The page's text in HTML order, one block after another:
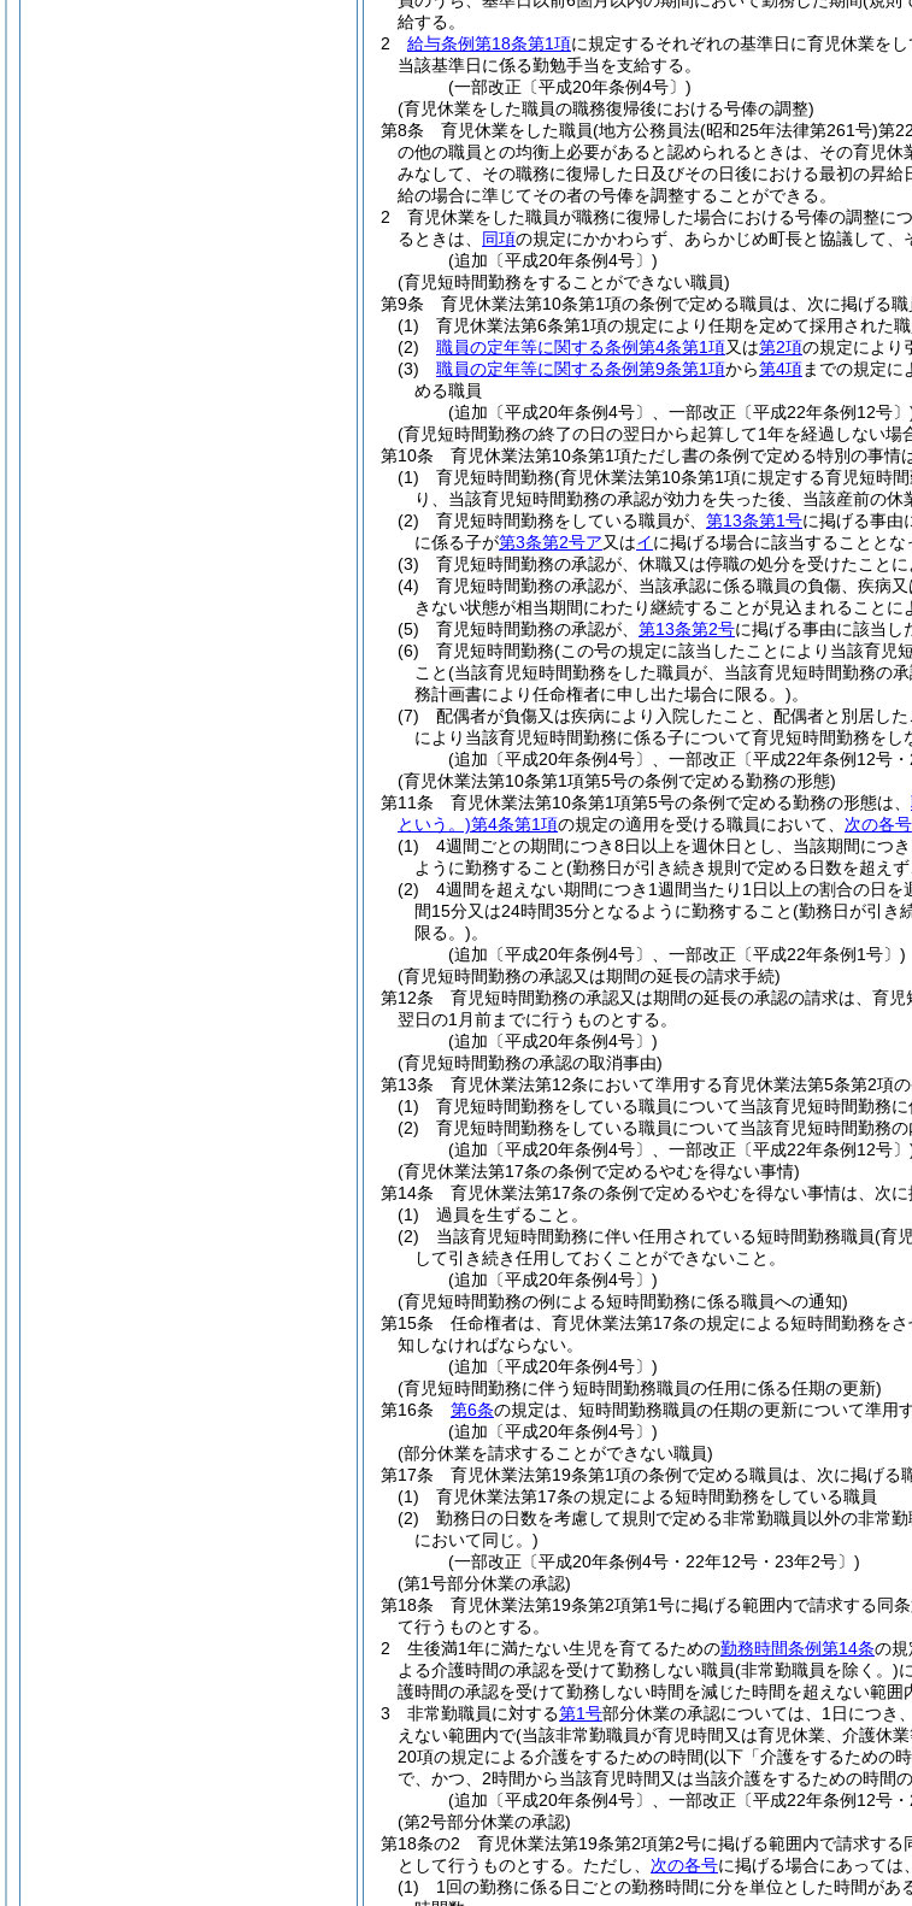
給する。
2
給与条例第18条第1項に規定するそれぞれの基準日に育児休業を
当該基準日に係る勤勉手当を支給する。
(一部改正〔平成20年条例4号〕)
(育児休業をした職員の職務復帰後における号俸の調整)
第8条
育児休業をした職員(地方公務員法(昭和25年法律第261号)第
の他の職員との均衡上必要があると認められるときは、その育児
みなして、その職務に復帰した日及びその日後における最初の昇給
給の場合に準じてその者の号俸を調整することができる。
2
育児休業をした職員が職務に復帰した場合における号俸の調整につ
るときは、 同項の規定にかかわらず、あらかじめ町長と協議して、
(追加〔平成20年条例4号〕)
(育児短時間勤務をすることができない職員)
第9条
育児休業法第10条第1項の条例で定める職員は、次に掲げる職
(1)
育児休業法第6条第1項の規定により任期を定めて採用された職
(2)
職員の定年等に関する条例第4条第1項又は第2項の規定により
(3)
職員の定年等に関する条例第9条第1項から第4項までの規定に
める職員
(追加〔平成20年条例4号〕、一部改正〔平成22年条例12号〕
(育児短時間勤務の終了の日の翌日から起算して1年を経過しない
第10条
育児休業法第10条第1項ただし書の条例で定める特別の事情
(1)
育児短時間勤務(育児休業法第10条第1項に規定する育児短時
り、当該育児短時間勤務の承認が効力を失った後、当該産前の休
(2)
育児短時間勤務をしている職員が、 第13条第1号に掲げる事由
に係る子が第3条第2号ア又はイに掲げる場合に該当することとな
(3)
育児短時間勤務の承認が、休職又は停職の処分を受けたこと
(4)
育児短時間勤務の承認が、当該承認に係る職員の負傷、疾病
きない状態が相当期間にわたり継続することが見込まれること
(5)
育児短時間勤務の承認が、 第13条第2号に掲げる事由に該当し
(6)
育児短時間勤務(この号の規定に該当したことにより当該育児
こと(当該育児短時間勤務をした職員が、当該育児短時間勤務の
務計画書により任命権者に申し出た場合に限る。)。
(7)
配偶者が負傷又は疾病により入院したこと、配偶者と別居し
により当該育児短時間勤務に係る子について育児短時間勤務を
(追加〔平成20年条例4号〕、一部改正〔平成22年条例12号
(育児休業法第10条第1項第5号の条例で定める勤務の形態)
第11条
育児休業法第10条第1項第5号の条例で定める勤務の形態は、
という。)第4条第1項の規定の適用を受ける職員において、 次の各号
(1)
4週間ごとの期間につき8日以上を週休日とし、当該期間につ
ように勤務すること(勤務日が引き続き規則で定める日数を超え
(2)
4週間を超えない期間につき1週間当たり1日以上の割合の日
間15分又は24時間35分となるように勤務すること(勤務日が引き
限る。)。
(追加〔平成20年条例4号〕、一部改正〔平成22年条例1号〕)
(育児短時間勤務の承認又は期間の延長の請求手続)
第12条
育児短時間勤務の承認又は期間の延長の承認の請求は、育
翌日の1月前までに行うものとする。
(追加〔平成20年条例4号〕)
(育児短時間勤務の承認の取消事由)
第13条
育児休業法第12条において準用する育児休業法第5条第2項
(1)
育児短時間勤務をしている職員について当該育児短時間勤務
(2)
育児短時間勤務をしている職員について当該育児短時間勤務
(追加〔平成20年条例4号〕、一部改正〔平成22年条例12号〕
(育児休業法第17条の条例で定めるやむを得ない事情)
第14条
育児休業法第17条の条例で定めるやむを得ない事情は、次に
(1)
過員を生ずること。
(2)
当該育児短時間勤務に伴い任用されている短時間勤務職員(育
して引き続き任用しておくことができないこと。
(追加〔平成20年条例4号〕)
(育児短時間勤務の例による短時間勤務に係る職員への通知)
第15条
任命権者は、育児休業法第17条の規定による短時間勤務を
知しなければならない。
(追加〔平成20年条例4号〕)
(育児短時間勤務に伴う短時間勤務職員の任用に係る任期の更新)
第16条
第6条の規定は、短時間勤務職員の任期の更新について準用す
(追加〔平成20年条例4号〕)
(部分休業を請求することができない職員)
第17条
育児休業法第19条第1項の条例で定める職員は、次に掲げる
(1)
育児休業法第17条の規定による短時間勤務をしている職員
(2)
勤務日の日数を考慮して規則で定める非常勤職員以外の非常勤
において同じ。)
(一部改正〔平成20年条例4号・22年12号・23年2号〕)
(第1号部分休業の承認)
第18条
育児休業法第19条第2項第1号に掲げる範囲内で請求する同
て行うものとする。
2
生後満1年に満たない生児を育てるための勤務時間条例第14条の規
よる介護時間の承認を受けて勤務しない職員(非常勤職員を除く。)
護時間の承認を受けて勤務しない時間を減じた時間を超えない範囲
3
非常勤職員に対する第1号部分休業の承認については、1日につき
えない範囲内で(当該非常勤職員が育児時間又は育児休業、介護休
20項の規定による介護をするための時間(以下「介護をするための
で、かつ、2時間から当該育児時間又は当該介護をするための時間
(追加〔平成20年条例4号〕、一部改正〔平成22年条例12号
(第2号部分休業の承認)
第18条の2
育児休業法第19条第2項第2号に掲げる範囲内で請求する
として行うものとする。 ただし、 次の各号に掲げる場合にあっては
(1)
1回の勤務に係る日ごとの勤務時間に分を単位とした時間が